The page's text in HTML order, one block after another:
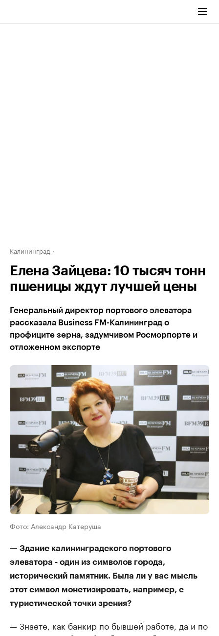
Калининград
Елена Зайцева: 10 тысяч тонн
пшеницы ждут лучшей цены
Генеральный директор портового элеватора
рассказала Business FM-Калининград о
профиците зерна, задумчивом Росморпорте и
отложенном экспорте
Фото: Александр Катеруша
— Здание калининградского портового
элеватора - один из символов города,
исторический памятник. Была ли у вас мысль
этот символ монетизировать, например, с
туристической точки зрения?
— Знаете, как банкир по бывшей работе, да и по